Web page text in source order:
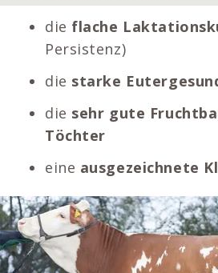
die flache
Persistenz)
die starke
die sehr gute
Töchter
eine ausgezeichnete